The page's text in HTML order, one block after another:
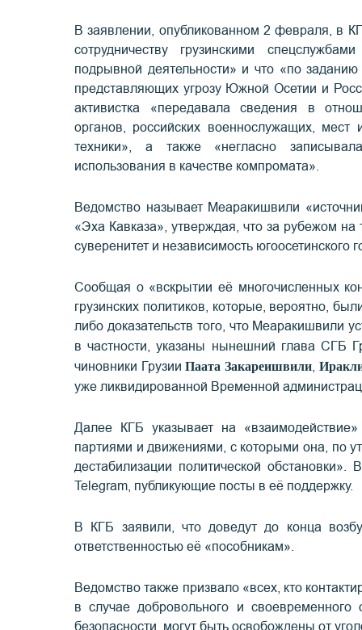
В заявлении, опубликованном 2 февраля, в
сотрудничеству грузинскими
подрывной деятельности» и что «по
представляющих угрозу Южной Осетии и
активистка «передавала сведения в
органов, российских военнослужащих,
техники», а также «негласно
использования в качестве компромата».
Ведомство называет Меаракишвили
«Эха Кавказа», утверждая, что за рубежом
суверенитет и независимость югоосетинского
Сообщая о «вскрытии её многочисленных
грузинских политиков, которые, вероятно,
либо доказательств того, что Меаракишвили
в частности, указаны нынешний глава СГБ
чиновники ГрузииПаата Закареишвили,
уже ликвидированной Временной
Далее КГБ указывает на
партиями и движениями, с которыми она, по
дестабилизации политической
Telegram, публикующие посты в её поддержку.
В КГБ заявили, что доведут до конца
ответственностью её «пособникам».
Ведомство также призвало «всех, кто
в случае добровольного и